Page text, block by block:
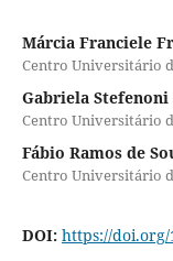
Márcia Franciele
Centro Universitário
Gabriela Stefenoni
Centro Universitário
Fábio Ramos de
Centro Universitário
DOI: https://doi.org/